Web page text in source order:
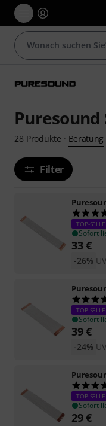
28 Produkte · Beratung
Filter
TOP-
Sofort
33€
-26%
TOP-
Sofort
39€
-24%
TOP-
Sofort
29€